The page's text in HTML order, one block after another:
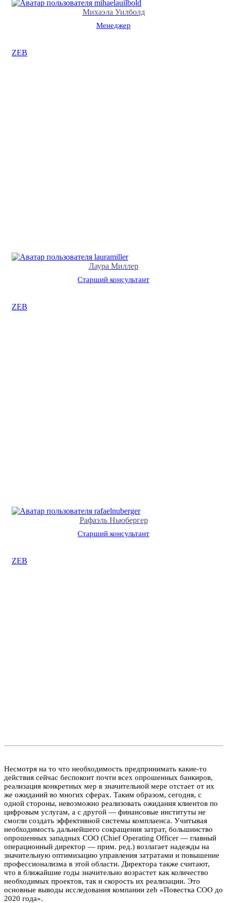
Михаэла Уилболд
Менеджер
ZEB
Лаура Миллер
Cтарший консультант
ZEB
Рафаэль Ньюбергер
Старший консультант
ZEB
Несмотря на то что необходимость предпринимать какие-то
действия сейчас беспокоит почти всех опрошенных банкиров,
реализация конкретных мер в значительной мере отстает от их
же ожиданий во многих сферах. Таким образом, сегодня, с
одной стороны, невозможно реализовать ожидания клиентов по
цифровым услугам, а с другой — финансовые институты не
смогли создать эффективной системы комплаенса. Учитывая
необходимость дальнейшего сокращения затрат, большинство
опрошенных западных СОО (Chief Operating Officer — главный
операционный директор — прим. ред.) возлагает надежды на
значительную оптимизацию управления затратами и повышение
профессионализма в этой области. Директора также считают,
что в ближайшие годы значительно возрастет как количество
необходимых проектов, так и скорость их реализации. Это
основные выводы исследования компании zeb «Повестка СОО до
2020 года».